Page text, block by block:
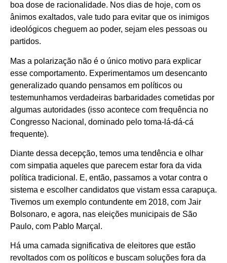
boa dose de racionalidade. Nos dias de hoje, com os
ânimos exaltados, vale tudo para evitar que os inimigos
ideológicos cheguem ao poder, sejam eles pessoas ou
partidos.
Mas a polarização não é o único motivo para explicar
esse comportamento. Experimentamos um desencanto
generalizado quando pensamos em políticos ou
testemunhamos verdadeiras barbaridades cometidas por
algumas autoridades (isso acontece com frequência no
Congresso Nacional, dominado pelo toma-lá-dá-cá
frequente).
Diante dessa decepção, temos uma tendência e olhar
com simpatia aqueles que parecem estar fora da vida
política tradicional. E, então, passamos a votar contra o
sistema e escolher candidatos que vistam essa carapuça.
Tivemos um exemplo contundente em 2018, com Jair
Bolsonaro, e agora, nas eleições municipais de São
Paulo, com Pablo Marçal.
Há uma camada significativa de eleitores que estão
revoltados com os políticos e buscam soluções fora da